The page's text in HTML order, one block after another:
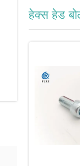
हेक्स हेड